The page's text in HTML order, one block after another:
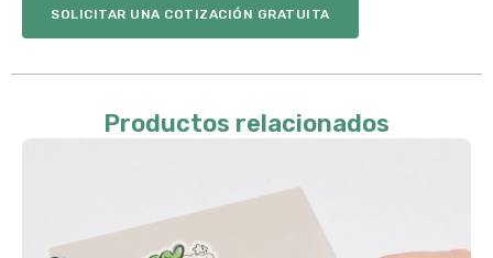
SOLICITAR UNA COTIZACIÓN GRATUITA
Productos relacionados